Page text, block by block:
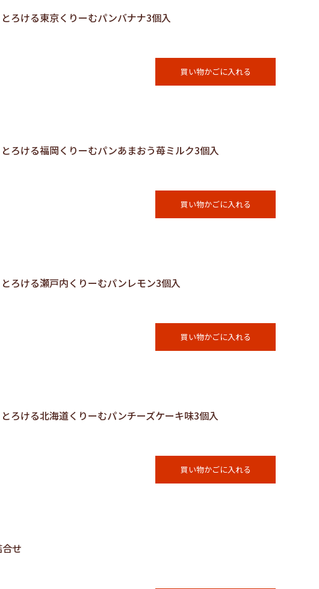
ろける東京くりーむパンバナナ3個入
買い物かごに入れる
ろける福岡くりーむパンあまおう苺ミルク3個入
買い物かごに入れる
ろける瀬戸内くりーむパンレモン3個入
買い物かごに入れる
ろける北海道くりーむパンチーズケーキ味3個入
買い物かごに入れる
せ